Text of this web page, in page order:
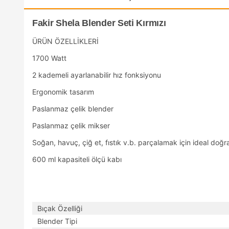
Fakir Shela Blender Seti Kırmızı
ÜRÜN ÖZELLİKLERİ
1700 Watt
2 kademeli ayarlanabilir hız fonksiyonu
Ergonomik tasarım
Paslanmaz çelik blender
Paslanmaz çelik mikser
Soğan, havuç, çiğ et, fıstık v.b. parçalamak için ideal
600 ml kapasiteli ölçü kabı
Bıçak Özelliği
Blender Tipi